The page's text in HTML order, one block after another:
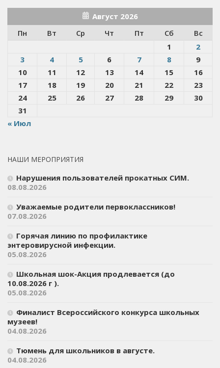
Август 2026
Пн
Вт Ср Чт Пт Сб
Вс
1
2
3
4 5 6 7 8
9
10
11 12 13 14 15
16
17
18 19 20 21 22
23
24
25 26 27 28 29
30
31
« Июл
НАШИ МЕРОПРИЯТИЯ
Нарушения пользователей прокатных СИМ.
08.08.2026
Уважаемые родители первоклассников!
07.08.2026
Горячая линию по профилактике
энтеровирусной инфекции.
05.08.2026
Школьная шок-Акция продлевается (до
10.08.2026 г ).
05.08.2026
Финалист Всероссийского конкурса школьных
музеев!
04.08.2026
Тюмень для школьников в августе.
04.08.2026